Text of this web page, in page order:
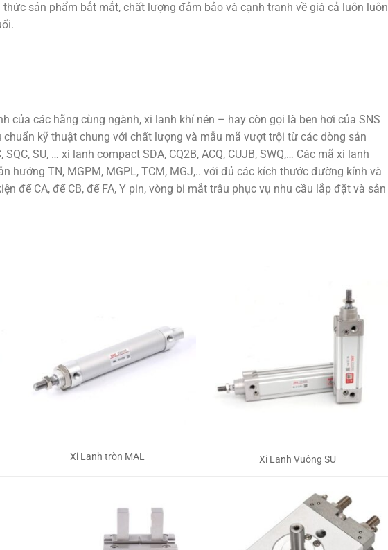
thức sản phẩm bắt mắt, chất lượng đảm bảo và cạnh tranh về giá cả luôn luôn
của các hãng cùng ngành, xi lanh khí nén – hay còn gọi là ben hơi của SNS
kỹ thuật chung với chất lượng và mẫu mã vượt trội từ các dòng sản
SU, … xi lanh compact SDA, CQ2B, ACQ, CUJB, SWQ,… Các mã xi lanh
hướng TN, MGPM, MGPL, TCM, MGJ,.. với đủ các kích thước đường kính và
đế CA, đế CB, đế FA, Y pin, vòng bi mắt trâu phục vụ nhu cầu lắp đặt và sản
Xi Lanh tròn MAL Xi Lanh Vuông SU